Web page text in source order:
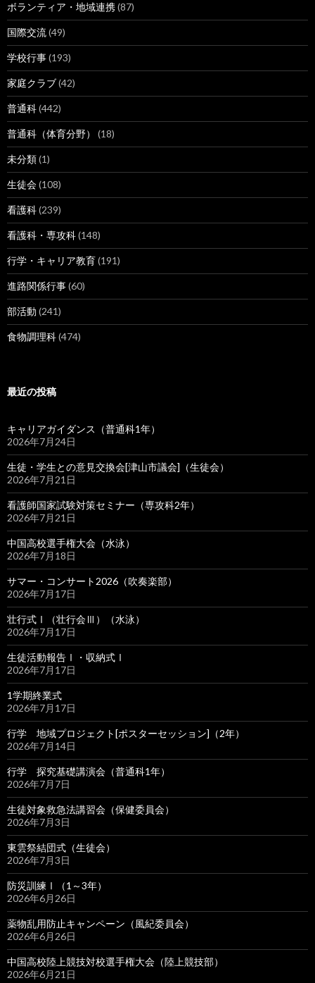
ボランティア・地域連携(87)
国際交流(49)
学校行事(193)
家庭クラブ(42)
普通科(442)
普通科（体育分野） (18)
未分類(1)
生徒会(108)
看護科(239)
看護科・専攻科(148)
行学・キャリア教育(191)
進路関係行事(60)
部活動 (241)
食物調理科(474)
最近の投稿
キャリアガイダンス（普通科1年）
2026年7月24日
生徒・学生との意見交換会[津山市議会]（生徒会）
2026年7月21日
看護師国家試験対策セミナー（専攻科2年）
2026年7月21日
中国高校選手権大会（水泳）
2026年7月18日
サマー・コンサート2026（吹奏楽部）
2026年7月17日
壮行式Ⅰ（壮行会Ⅲ）（水泳）
2026年7月17日
生徒活動報告Ⅰ・収納式Ⅰ
2026年7月17日
1学期終業式
2026年7月17日
行学 地域プロジェクト[ポスターセッション]（2年）
2026年7月14日
行学 探究基礎講演会（普通科1年）
2026年7月7日
生徒対象救急法講習会（保健委員会）
2026年7月3日
東雲祭結団式（生徒会）
2026年7月3日
防災訓練Ⅰ（1～3年）
2026年6月26日
薬物乱用防止キャンペーン（風紀委員会）
2026年6月26日
中国高校陸上競技対校選手権大会（陸上競技部）
2026年6月21日